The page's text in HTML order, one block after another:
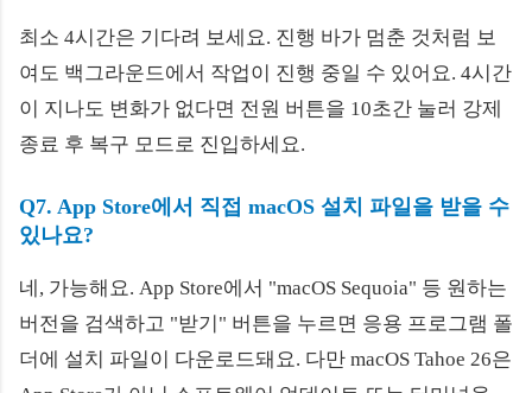
최소 4시간은 기다려 보세요. 진행 바가 멈춘 것처럼 보
여도 백그라운드에서 작업이 진행 중일 수 있어요. 4시간
이 지나도 변화가 없다면 전원 버튼을 10초간 눌러 강제
종료 후 복구 모드로 진입하세요.
Q7. App Store에서 직접 macOS 설치 파일을 받을 수
있나요?
네, 가능해요. App Store에서 "macOS Sequoia" 등 원하는
버전을 검색하고 "받기" 버튼을 누르면 응용 프로그램 폴
더에 설치 파일이 다운로드돼요. 다만 macOS Tahoe 26은